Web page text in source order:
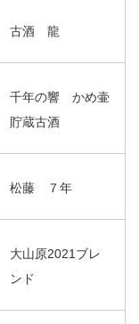
古酒 龍
千年の響 かめ壷
貯蔵古酒
松藤 ７年
大山原2021ブレ
ンド